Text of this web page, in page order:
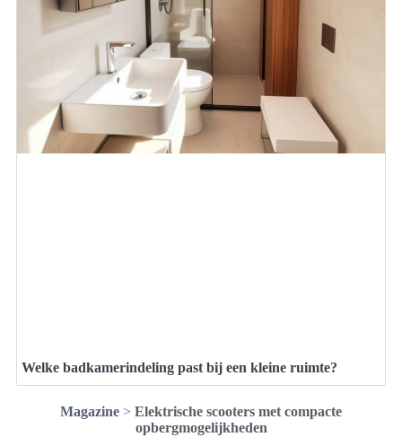
Welke badkamerindeling past bij een kleine ruimte?
Magazine > Elektrische scooters met compacte
opbergmogelijkheden